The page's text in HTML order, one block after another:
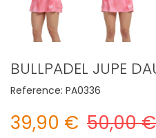
BULLPADEL JUPE
Reference: PA0336
39,90 € 50,00 €